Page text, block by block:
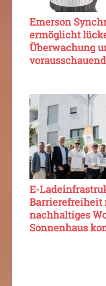
Emerson
ermöglicht
Überwachung
E-
Barrierefreiheit
nachhaltiges
Sonnenhaus